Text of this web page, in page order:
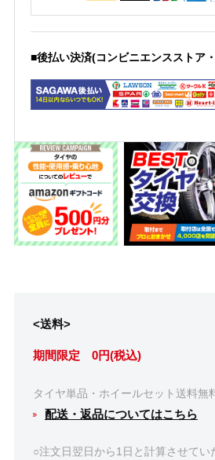
■後払い決済(コンビニエンスストア
<送料>
期間限定 0円(税込)
タイヤ単品・ホイールセット送料無
配送・返品についてはこちら
○注文日翌日から1日と計算させてい